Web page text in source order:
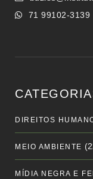
71 99102-3139
DIREITOS
MEIO AMBIENTE
MÍDIA NEGRA E